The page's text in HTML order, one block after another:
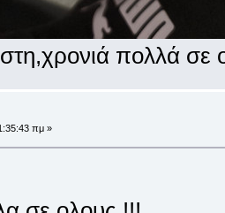
πολλά σε
πμ »